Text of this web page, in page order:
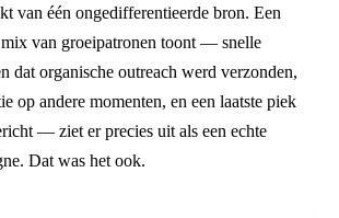
van één ongedifferentieerde bron. Een
van groeipatronen toont — snelle
dat organische outreach werd verzonden,
op andere momenten, en een laatste piek
— ziet er precies uit als een echte
Dat was het ook.